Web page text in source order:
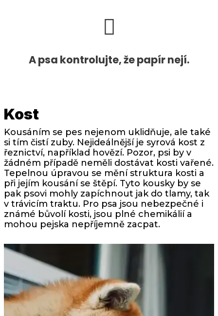
A psa kontrolujte, že papír nejí.
Kost
Kousáním se pes nejenom uklidňuje, ale také
si tím čistí zuby. Nejideálnější je syrová kost z
řeznictví, například hovězí. Pozor, psi by v
žádném případě neměli dostávat kosti vařené.
Tepelnou úpravou se mění struktura kosti a
při jejím kousání se štěpí. Tyto kousky by se
pak psovi mohly zapíchnout jak do tlamy, tak
v trávicím traktu. Pro psa jsou nebezpečné i
známé bůvolí kosti, jsou plné chemikálií a
mohou pejska nepříjemně zacpat.